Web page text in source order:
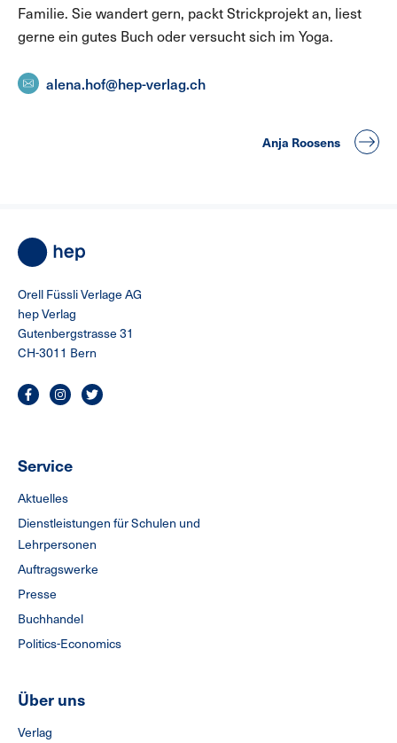
Familie. Sie wandert gern, packt Strickprojekt an, liest
gerne ein gutes Buch oder versucht sich im Yoga.
alena.hof@hep-verlag.ch
Anja Roosens
Orell Füssli Verlage AG
hep Verlag
Gutenbergstrasse 31
CH-3011 Bern
Service
Aktuelles
Dienstleistungen für Schulen und
Lehrpersonen
Auftragswerke
Presse
Buchhandel
Politics-Economics
Über uns
Verlag